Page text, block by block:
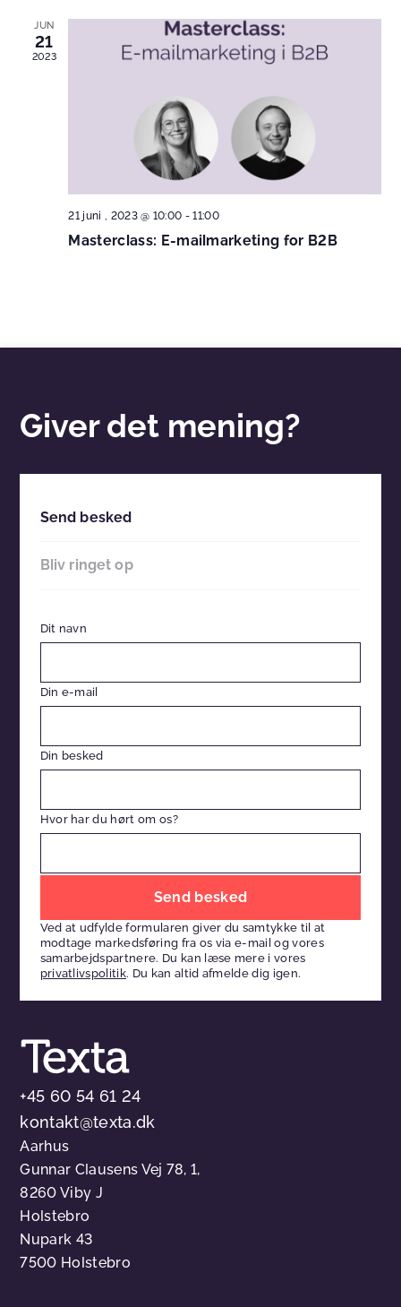
JUN
21
2023
21 juni , 2023 @ 10:00 -11:00
Masterclass: E-mailmarketing for B2B
Giver det mening?
Send besked
Bliv ringet op
Dit navn
Din e-mail
Din besked
Hvor har du hørt om os?
dette
felt
tomt
Ved at udfylde formularen giver du samtykke til at
modtage markedsføring fra os via e-mail og vores
samarbejdspartnere. Du kan læse mere i vores
privatlivspolitik. Du kan altid afmelde dig igen.
+45 60 54 61 24
kontakt@texta.dk
Aarhus
Gunnar Clausens Vej 78, 1,
8260 Viby J
Holstebro
Nupark 43
7500 Holstebro